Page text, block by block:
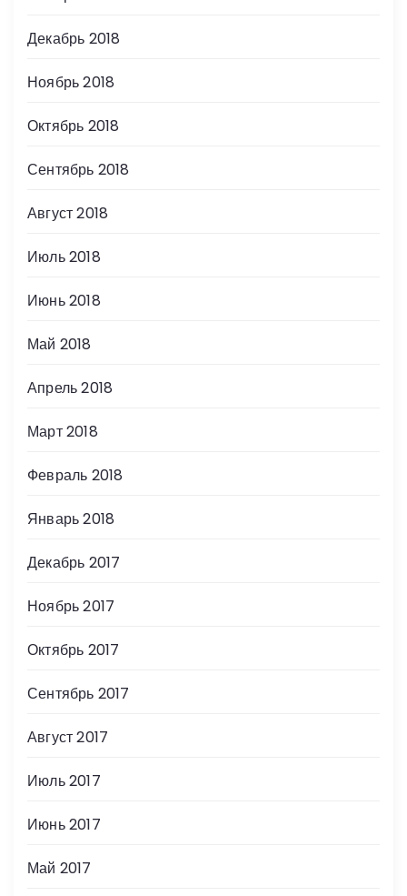
Декабрь 2018
Ноябрь 2018
Октябрь 2018
Сентябрь 2018
Август 2018
Июль 2018
Июнь 2018
Май 2018
Апрель 2018
Март 2018
Февраль 2018
Январь 2018
Декабрь 2017
Ноябрь 2017
Октябрь 2017
Сентябрь 2017
Август 2017
Июль 2017
Июнь 2017
Май 2017